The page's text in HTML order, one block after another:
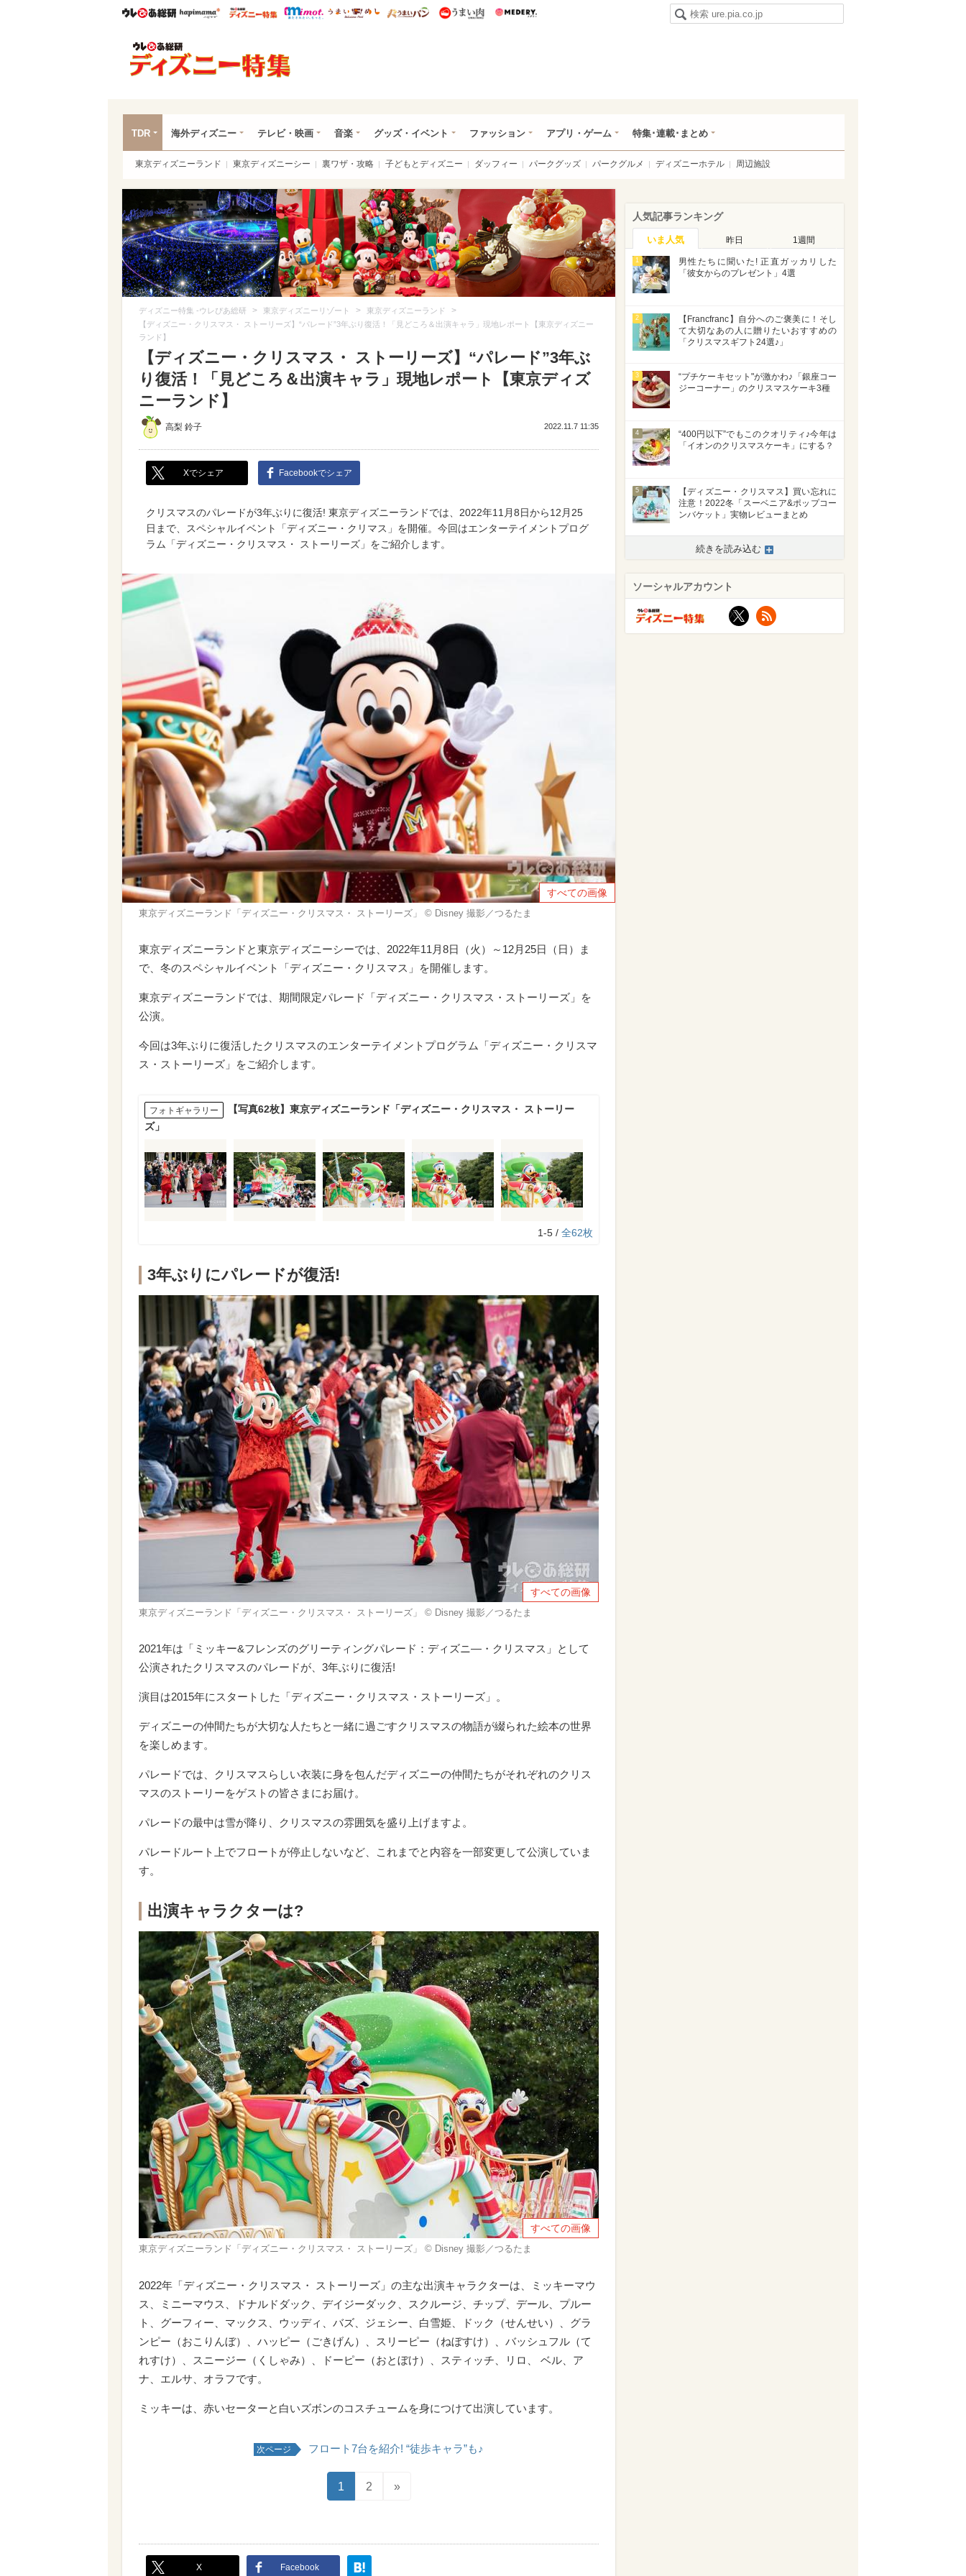
ウレぴあ総研ハピママ* ウレぴあ総研 ディズニー特集
mimot. うまいめし うまいパン うまい肉
TDR 海外ディズニー テレビ・映画 音楽 グッズ・イベント ファッション アプリ・ゲーム 特集･連載･まとめ
東京ディズニーランド 東京ディズニーシー 裏ワザ・攻略 子どもとディズニー ダッフィー パークグッズ パークグルメ ディズニーホテル 周辺施設
ディズニー特集 -ウレぴあ総研 > 東京ディズニーリゾート > 東京ディズニーランド >
【ディズニー・クリスマス・ ストーリーズ】“パレード”3年ぶり復活！「見どころ＆出演キャラ」現地レポート【東京ディズニー
ランド】
【ディズニー・クリスマス・ ストーリーズ】“パレード”3年ぶ
り復活！「見どころ＆出演キャラ」現地レポート【東京ディズ
ニーランド】
高梨 鈴子 2022.11.7 11:35
Xでシェア Facebookでシェア
クリスマスのパレードが3年ぶりに復活! 東京ディズニーランドでは、2022年11月8日から12月25
日まで、スペシャルイベント「ディズニー・クリマス」を開催。今回はエンターテイメントプログ
ラム「ディズニー・クリスマス・ ストーリーズ」をご紹介します。
すべての画像
東京ディズニーランド「ディズニー・クリスマス・ ストーリーズ」 ©︎ Disney 撮影／つるたま
東京ディズニーランドと東京ディズニーシーでは、2022年11月8日（火）～12月25日（日）ま
で、冬のスペシャルイベント「ディズニー・クリスマス」を開催します。
東京ディズニーランドでは、期間限定パレード「ディズニー・クリスマス・ストーリーズ」を
公演。
今回は3年ぶりに復活したクリスマスのエンターテイメントプログラム「ディズニー・クリスマ
ス・ストーリーズ」をご紹介します。
フォトギャラリー
【写真62枚】東京ディズニーランド「ディズニー・クリスマス・ ストーリー
ズ」
1-5 / 全62枚
3年ぶりにパレードが復活!
すべての画像
東京ディズニーランド「ディズニー・クリスマス・ ストーリーズ」 ©︎ Disney 撮影／つるたま
2021年は「ミッキー&フレンズのグリーティングパレード：ディズニ―・クリスマス」として
公演されたクリスマスのパレードが、3年ぶりに復活!
演目は2015年にスタートした「ディズニー・クリスマス・ストーリーズ」。
ディズニーの仲間たちが大切な人たちと一緒に過ごすクリスマスの物語が綴られた絵本の世界
を楽しめます。
パレードでは、クリスマスらしい衣装に身を包んだディズニーの仲間たちがそれぞれのクリス
マスのストーリーをゲストの皆さまにお届け。
パレードの最中は雪が降り、クリスマスの雰囲気を盛り上げますよ。
パレードルート上でフロートが停止しないなど、これまでと内容を一部変更して公演していま
す。
出演キャラクターは?
すべての画像
東京ディズニーランド「ディズニー・クリスマス・ ストーリーズ」 ©︎ Disney 撮影／つるたま
2022年「ディズニー・クリスマス・ ストーリーズ」の主な出演キャラクターは、ミッキーマウ
ス、ミニーマウス、ドナルドダック、デイジーダック、スクルージ、チップ、デール、プルー
ト、グーフィー、マックス、ウッディ、バズ、ジェシー、白雪姫、ドック（せんせい）、グラ
ンピー（おこりんぼ）、ハッピー（ごきげん）、スリーピー（ねぼすけ）、バッシュフル（て
れすけ）、スニージー（くしゃみ）、ドーピー（おとぼけ）、スティッチ、リロ、 ベル、ア
ナ、エルサ、オラフです。
ミッキーは、赤いセーターと白いズボンのコスチュームを身につけて出演しています。
次ページ フロート7台を紹介! “徒歩キャラ”も♪
1 2 »
X Facebook
人気記事ランキング
いま人気 昨日 1週間
1
男性たちに聞いた! 正直ガッカリした
「彼女からのプレゼント」4選
2
【Francfranc】自分へのご褒美に！そし
て大切なあの人に贈りたいおすすめの
「クリスマスギフト24選♪」
3
“プチケーキセット"が激かわ♪「銀座コー
ジーコーナー」のクリスマスケーキ3種
4
“400円以下”でもこのクオリティ♪今年は
「イオンのクリスマスケーキ」にする？
5
【ディズニー・クリスマス】買い忘れに
注意！2022冬「スーベニア&ポップコー
ンバケット」実物レビューまとめ
続きを読み込む
ソーシャルアカウント
X